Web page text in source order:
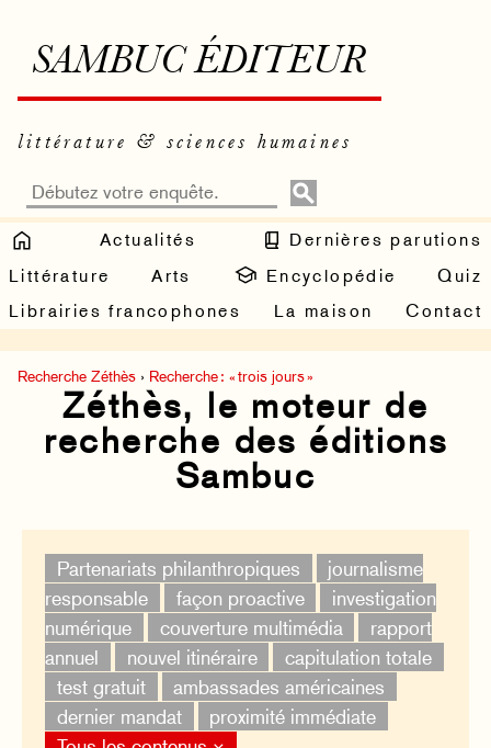
SAMBUC ÉDITEUR
littérature & sciences humaines
Actualités
Dernières parutions
Littérature
Arts Encyclopédie
Quiz
Librairies francophones
La maison Contact
Recherche Zéthès › Recherche : « trois jours »
Zéthès, le moteur de
recherche des éditions
Sambuc
Partenariats philanthropiques
journalisme
responsable
façon proactive
investigation
numérique
couverture multimédia
rapport
annuel
nouvel itinéraire
capitulation totale
test gratuit
ambassades américaines
dernier mandat
proximité immédiate